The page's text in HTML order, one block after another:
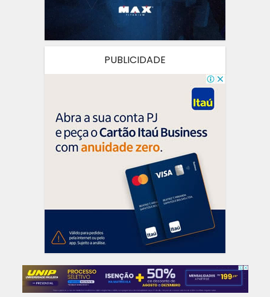
PUBLICIDADE